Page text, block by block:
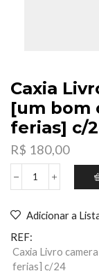
Caxia
[um bom
ferias] c/
R$ 180,00
Caxia
c/adesivo
bom
Adicionar a
REF:
Caxia Livro
ferias] c/24